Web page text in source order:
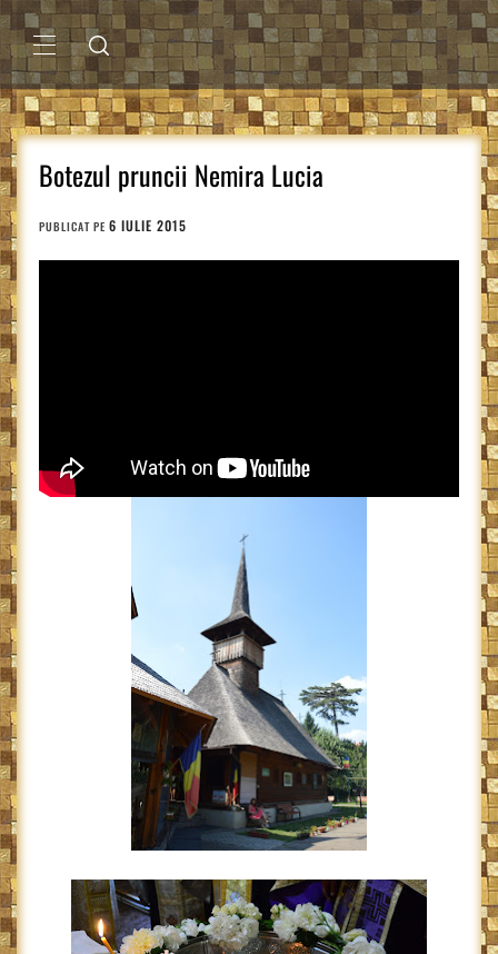
Sari
la
conținutMENIU
PRINCIPAL
Botezul pruncii Nemira Lucia
PUBLICAT PE 6 IULIE 2015